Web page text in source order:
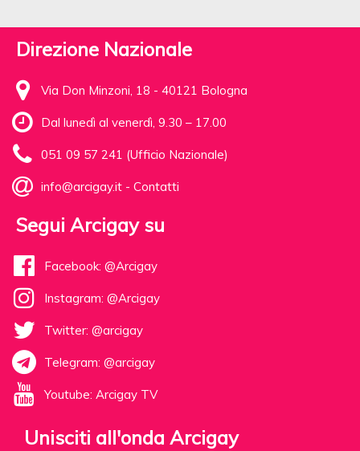
Direzione Nazionale
Via Don Minzoni, 18 - 40121 Bologna
Dal lunedì al venerdì, 9.30 – 17.00
051 09 57 241 (Ufficio Nazionale)
info@arcigay.it - Contatti
Segui Arcigay su
Facebook: @Arcigay
Instagram: @Arcigay
Twitter: @arcigay
Telegram: @arcigay
Youtube: Arcigay TV
Unisciti all'onda Arcigay